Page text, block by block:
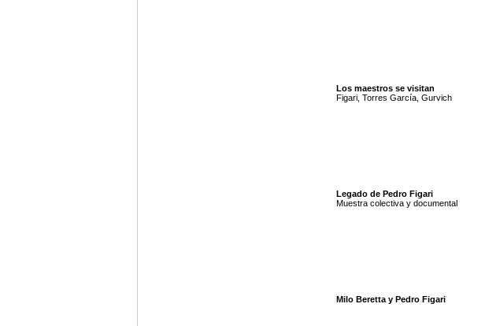
Los maestros se visitan
Figari, Torres García, Gurvich
Legado de Pedro Figari
Muestra colectiva y documental
Milo Beretta y Pedro Figari